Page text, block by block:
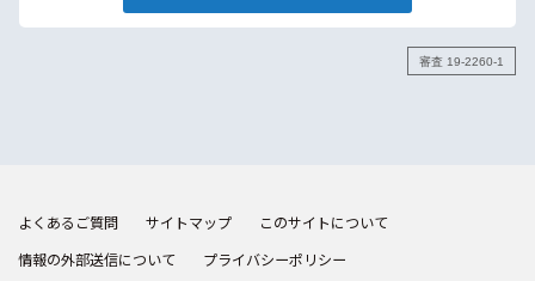
審査 19-2260-1
よくあるご質問 サイトマップ
このサイトについて
情報の外部送信について
プライバシーポリシー